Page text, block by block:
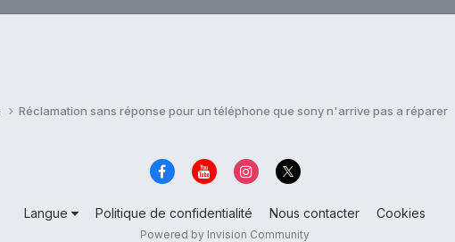
Réclamation sans réponse pour un téléphone que sony n'arrive pas a réparer
Langue Politique de confidentialité Nous contacter Cookies
Powered by Invision Community